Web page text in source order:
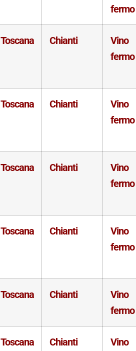
fermo
Toscana Chianti
Vino
fermo
Toscana Chianti
Vino
fermo
Toscana Chianti
Vino
fermo
Toscana Chianti
Vino
fermo
Toscana Chianti
Vino
fermo
Toscana Chianti
Vino